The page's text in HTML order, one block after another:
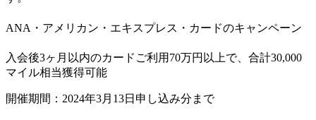
ANA・アメリカン・エキスプレス・カードのキャンペーン
入会後3ヶ月以内のカードご利用70万円以上で、合計30,000
マイル相当獲得可能
開催期間：2024年3月13日申し込み分まで